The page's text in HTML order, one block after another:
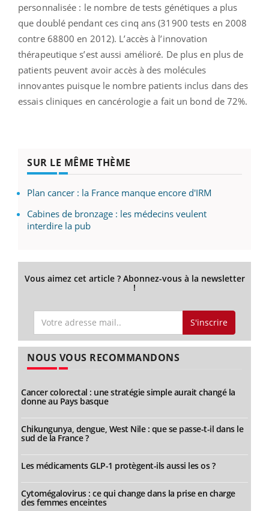
personnalisée : le nombre de tests génétiques a plus
que doublé pendant ces cinq ans (31900 tests en 2008
contre 68800 en 2012). L’accès à l’innovation
thérapeutique s’est aussi amélioré. De plus en plus de
patients peuvent avoir accès à des molécules
innovantes puisque le nombre patients inclus dans des
essais cliniques en cancérologie a fait un bond de 72%.
SUR LE MÊME THÈME
Plan cancer : la France manque encore d'IRM
Cabines de bronzage : les médecins veulent
interdire la pub
Vous aimez cet article ? Abonnez-vous à la newsletter
!
S'inscrire
NOUS VOUS RECOMMANDONS
Cancer colorectal : une stratégie simple aurait changé la
donne au Pays basque
Chikungunya, dengue, West Nile : que se passe-t-il dans le
sud de la France ?
Les médicaments GLP-1 protègent-ils aussi les os ?
Cytomégalovirus : ce qui change dans la prise en charge
des femmes enceintes